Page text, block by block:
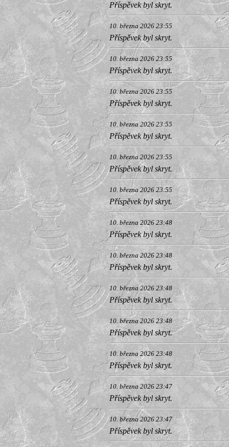
Příspěvek byl skryt.
10. března 2026 23:55
Příspěvek byl skryt.
10. března 2026 23:55
Příspěvek byl skryt.
10. března 2026 23:55
Příspěvek byl skryt.
10. března 2026 23:55
Příspěvek byl skryt.
10. března 2026 23:55
Příspěvek byl skryt.
10. března 2026 23:55
Příspěvek byl skryt.
10. března 2026 23:48
Příspěvek byl skryt.
10. března 2026 23:48
Příspěvek byl skryt.
10. března 2026 23:48
Příspěvek byl skryt.
10. března 2026 23:48
Příspěvek byl skryt.
10. března 2026 23:48
Příspěvek byl skryt.
10. března 2026 23:47
Příspěvek byl skryt.
10. března 2026 23:47
Příspěvek byl skryt.